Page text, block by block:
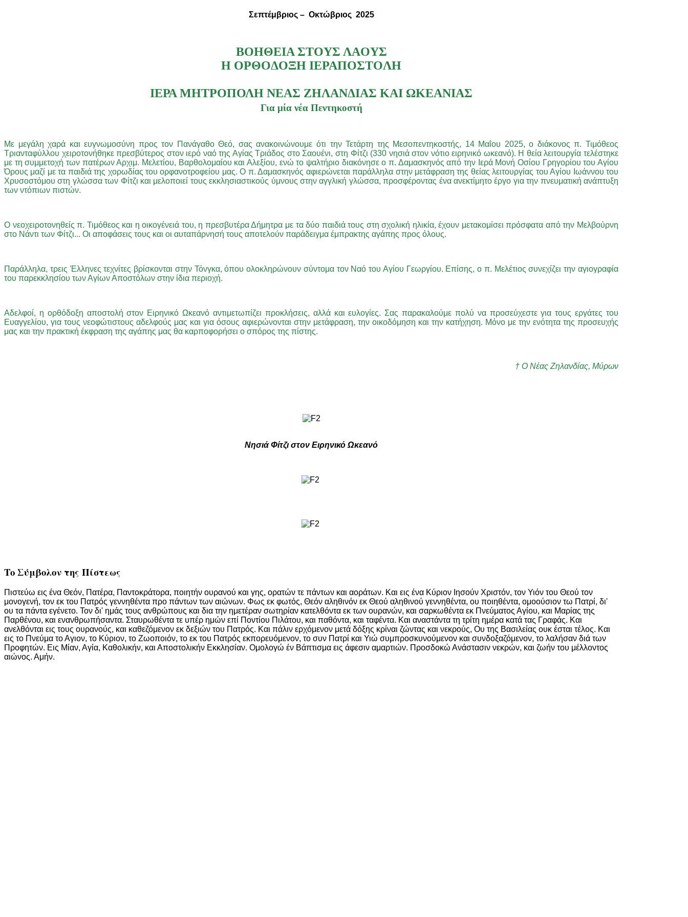
Σεπτέμβριος – Οκτώβριος 2025
BOHΘEIA ΣTOYΣ ΛAOYΣ
H OPΘOΔOΞH IEPAΠOΣTOΛH
ΙΕΡΑ ΜΗΤΡΟΠΟΛΗ ΝΕΑΣ ΖΗΛΑΝΔΙΑΣ ΚΑΙ ΩΚΕΑΝΙΑΣ
Για μία νέα Πεντηκοστή
Με μεγάλη χαρά και ευγνωμοσύνη προς τον Πανάγαθο Θεό, σας ανακοινώνουμε ότι την Τετάρτη της Μεσοπεντηκοστής, 14 Μαΐου 2025, ο διάκονος π. Τιμόθεος
Τριανταφύλλου χειροτονήθηκε πρεσβύτερος στον ιερό ναό της Αγίας Τριάδος στο Σαουένι, στη Φίτζι (330 νησιά στον νότιο ειρηνικό ωκεανό). Η θεία λειτουργία τελέστηκε
με τη συμμετοχή των πατέρων Αρχιμ. Μελετίου, Βαρθολομαίου και Αλεξίου, ενώ το ψαλτήριο διακόνησε ο π. Δαμασκηνός από την Ιερά Μονή Οσίου Γρηγορίου του Αγίου
Όρους μαζί με τα παιδιά της χορωδίας του ορφανοτροφείου μας. Ο π. Δαμασκηνός αφιερώνεται παράλληλα στην μετάφραση της θείας λειτουργίας του Αγίου Ιωάννου του
Χρυσοστόμου στη γλώσσα των Φίτζι και μελοποιεί τους εκκλησιαστικούς ύμνους στην αγγλική γλώσσα, προσφέροντας ένα ανεκτίμητο έργο για την πνευματική ανάπτυξη
των ντόπιων πιστών.
Ο νεοχειροτονηθείς π. Τιμόθεος και η οικογένειά του, η πρεσβυτέρα Δήμητρα με τα δύο παιδιά τους στη σχολική ηλικία, έχουν μετακομίσει πρόσφατα από την Μελβούρνη
στο Νάντι των Φίτζι... Οι αποφάσεις τους και οι αυταπάρνησή τους αποτελούν παράδειγμα έμπρακτης αγάπης προς όλους.
Παράλληλα, τρεις Έλληνες τεχνίτες βρίσκονται στην Τόνγκα, όπου ολοκληρώνουν σύντομα τον Ναό του Αγίου Γεωργίου. Επίσης, ο π. Μελέτιος συνεχίζει την αγιογραφία
του παρεκκλησίου των Αγίων Αποστόλων στην ίδια περιοχή.
Αδελφοί, η ορθόδοξη αποστολή στον Ειρηνικό Ωκεανό αντιμετωπίζει προκλήσεις, αλλά και ευλογίες. Σας παρακαλούμε πολύ να προσεύχεστε για τους εργάτες του
Ευαγγελίου, για τους νεοφώτιστους αδελφούς μας και για όσους αφιερώνονται στην μετάφραση, την οικοδόμηση και την κατήχηση. Μόνο με την ενότητα της προσευχής
μας και την πρακτική έκφραση της αγάπης μας θα καρποφορήσει ο σπόρος της πίστης.
† Ο Νέας Ζηλανδίας, Μύρων
Νησιά Φίτζι στον Ειρηνικό Ωκεανό
Το Σύμβολον της Πίστεως
Πιστεύω εις ένα Θεόν, Πατέρα, Παντοκράτορα, ποιητήν ουρανού και γης, ορατών τε πάντων και αοράτων. Και εις ένα Κύριον Ιησούν Χριστόν, τον Υιόν του Θεού τον
μονογενή, τον εκ του Πατρός γεννηθέντα προ πάντων των αιώνων. Φως εκ φωτός, Θεόν αληθινόν εκ Θεού αληθινού γεννηθέντα, ου ποιηθέντα, ομοούσιον τω Πατρί, δι'
ου τα πάντα εγένετο. Τον δι' ημάς τους ανθρώπους και δια την ημετέραν σωτηρίαν κατελθόντα εκ των ουρανών, και σαρκωθέντα εκ Πνεύματος Αγίου, και Μαρίας της
Παρθένου, και ενανθρωπήσαντα. Σταυρωθέντα τε υπέρ ημών επί Ποντίου Πιλάτου, και παθόντα, και ταφέντα. Και αναστάντα τη τρίτη ημέρα κατά τας Γραφάς. Και
ανελθόνται εις τους ουρανούς, και καθεζόμενον εκ δεξιών του Πατρός. Και πάλιν ερχόμενον μετά δόξης κρίναι ζώντας και νεκρούς, Ου της Βασιλείας ουκ έσται τέλος. Και
εις το Πνεύμα το Αγιον, το Κύριον, το Ζωοποιόν, το εκ του Πατρός εκπορευόμενον, το συν Πατρί και Υιώ συμπροσκυνούμενον και συνδοξαζόμενον, το λαλήσαν διά των
Προφητών. Εις Μίαν, Αγία, Καθολικήν, και Αποστολικήν Εκκλησίαν. Ομολογώ έν Βάπτισμα εις άφεσιν αμαρτιών. Προσδοκώ Ανάστασιν νεκρών, και ζωήν του μέλλοντος
αιώνος. Αμήν.